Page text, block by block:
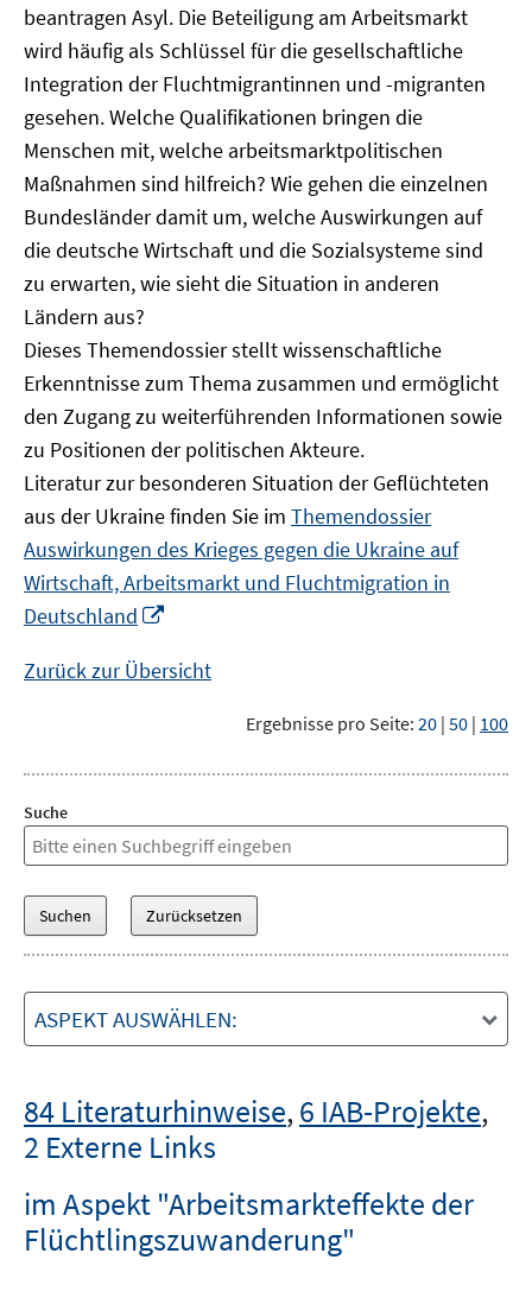
beantragen Asyl. Die Beteiligung am Arbeitsmarkt
wird häufig als Schlüssel für die gesellschaftliche
Integration der Fluchtmigrantinnen und -migranten
gesehen. Welche Qualifikationen bringen die
Menschen mit, welche arbeitsmarktpolitischen
Maßnahmen sind hilfreich? Wie gehen die einzelnen
Bundesländer damit um, welche Auswirkungen auf
die deutsche Wirtschaft und die Sozialsysteme sind
zu erwarten, wie sieht die Situation in anderen
Ländern aus?
Dieses Themendossier stellt wissenschaftliche
Erkenntnisse zum Thema zusammen und ermöglicht
den Zugang zu weiterführenden Informationen sowie
zu Positionen der politischen Akteure.
Literatur zur besonderen Situation der Geflüchteten
aus der Ukraine finden Sie im Themendossier
Auswirkungen des Krieges gegen die Ukraine auf
Wirtschaft, Arbeitsmarkt und Fluchtmigration in
Deutschland
Fenster
Zurück zur Übersicht
Ergebnisse pro Seite: 20 | 50 | 100
Suche
ASPEKT AUSWÄHLEN:
84 Literaturhinweise,6 IAB-Projekte,
2 Externe Links
im Aspekt "Arbeitsmarkteffekte der
Flüchtlingszuwanderung"